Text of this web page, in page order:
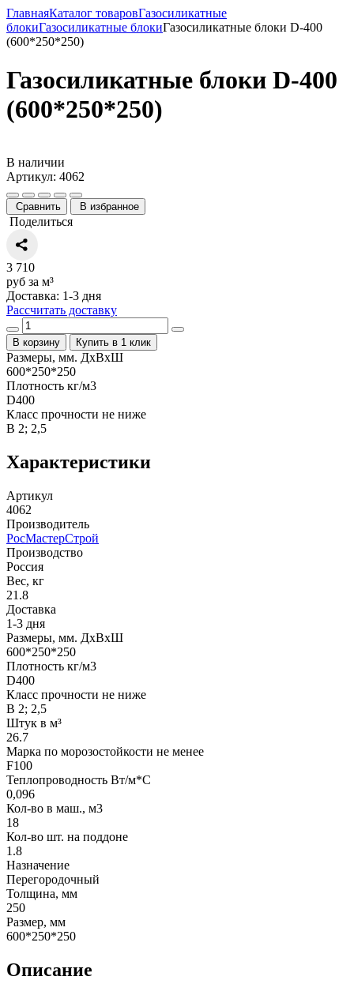
ГлавнаяКаталог товаровГазосиликатные
блокиГазосиликатные блокиГазосиликатные блоки D-400
(600*250*250)
Газосиликатные блоки D-400
(600*250*250)
В наличии
Артикул: 4062
Сравнить В избранное
Поделиться
3 710
руб за м³
Доставка: 1-3 дня
Рассчитать доставку
В корзину Купить в 1 клик
Размеры, мм. ДхВхШ
600*250*250
Плотность кг/м3
D400
Класс прочности не ниже
В 2; 2,5
Характеристики
Артикул
4062
Производитель
РосМастерСтрой
Производство
Россия
Вес, кг
21.8
Доставка
1-3 дня
Размеры, мм. ДхВхШ
600*250*250
Плотность кг/м3
D400
Класс прочности не ниже
В 2; 2,5
Штук в м³
26.7
Марка по морозостойкости не менее
F100
Теплопроводность Вт/м*С
0,096
Кол-во в маш., м3
18
Кол-во шт. на поддоне
1.8
Назначение
Перегородочный
Толщина, мм
250
Размер, мм
600*250*250
Описание